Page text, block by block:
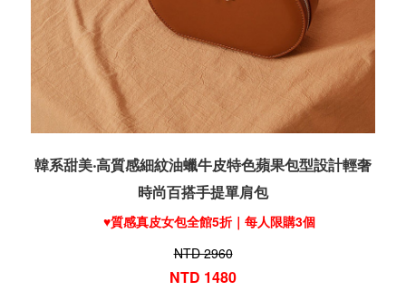
韓系甜美‧高質感細紋油蠟牛皮特色蘋果包型設計輕奢
時尚百搭手提單肩包
♥️質感真皮女包全館5折｜每人限購3個
NTD 2960
NTD 1480